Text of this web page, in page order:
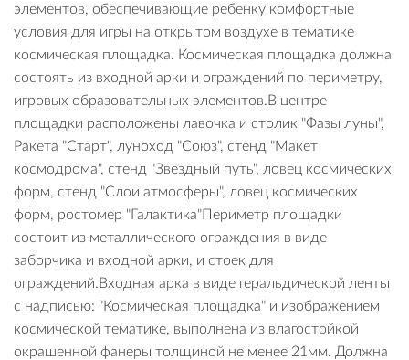
элементов, обеспечивающие ребенку комфортные
условия для игры на открытом воздухе в тематике
космическая площадка. Космическая площадка должна
состоять из входной арки и ограждений по периметру,
игровых образовательных элементов.В центре
площадки расположены лавочка и столик "Фазы луны",
Ракета "Старт", луноход "Союз", стенд "Макет
космодрома", стенд "Звездный путь", ловец космических
форм, стенд "Слои атмосферы", ловец космических
форм, ростомер "Галактика"Периметр площадки
состоит из металлического ограждения в виде
заборчика и входной арки, и стоек для
ограждений.Входная арка в виде геральдической ленты
с надписью: "Космическая площадка" и изображением
космической тематике, выполнена из влагостойкой
окрашенной фанеры толщиной не менее 21мм. Должна